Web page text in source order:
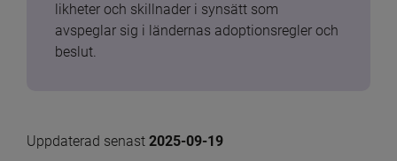
likheter och skillnader i synsätt som
avspeglar sig i ländernas adoptionsregler och
beslut.
Uppdaterad senast 2025-09-19